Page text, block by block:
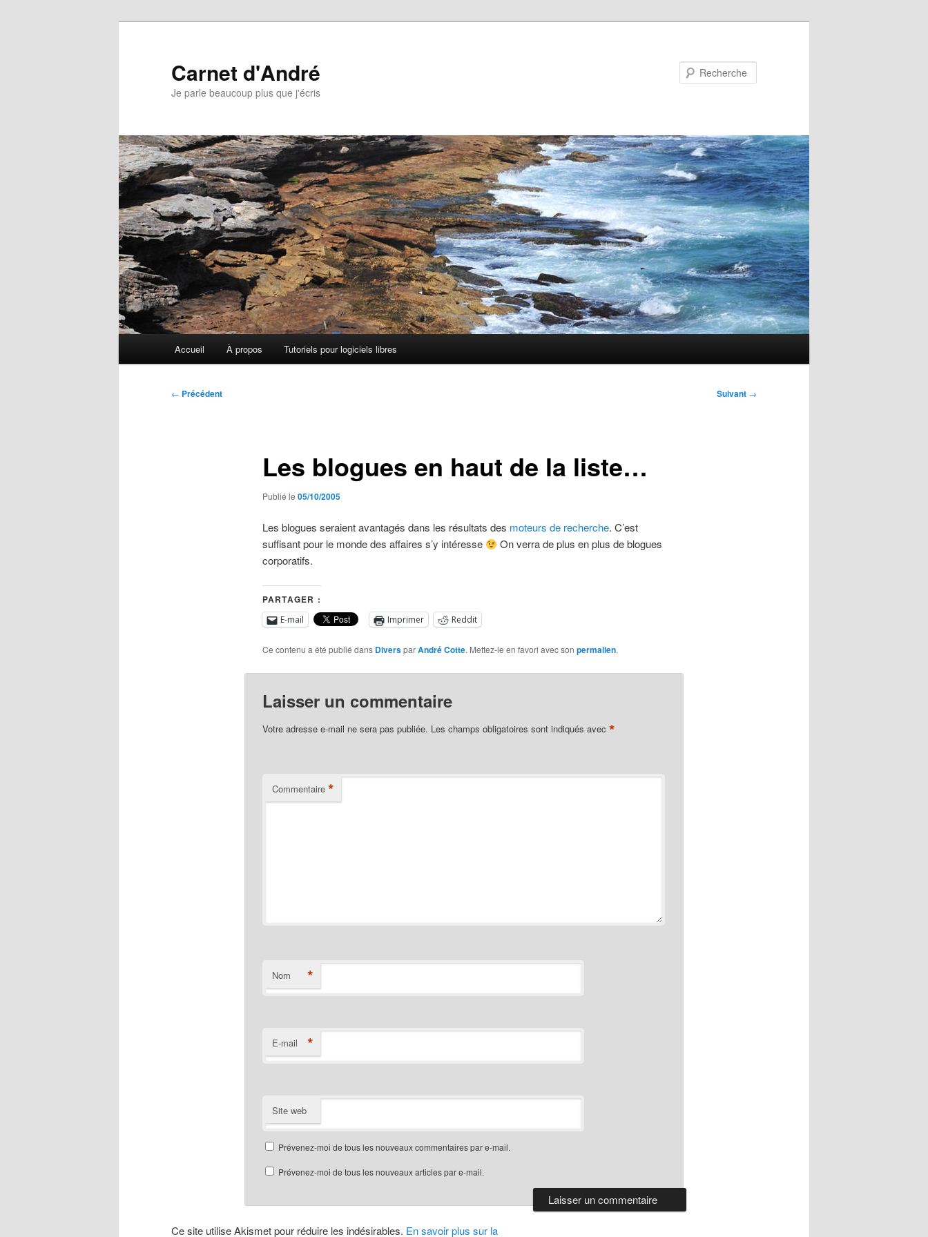
Carnet d'André
Je parle beaucoup plus que j'écris
Accueil À propos Tutoriels pour logiciels libres
Navigation
← Précédent Suivant →
Les blogues en haut de la liste…
Publié le 05/10/2005
Les blogues seraient avantagés dans les résultats des moteurs de recherche. C’est
suffisant pour le monde des affaires s’y intéresse
On verra de plus en plus de blogues
corporatifs.
PARTAGER :
E-mail Imprimer Reddit
Ce contenu a été publié dans DiversparAndré Cotte. Mettez-le en favori avec son permalien.
Laisser un commentaire
Votre adresse e-mail ne sera pas publiée. Les champs obligatoires sont indiqués avec *
Commentaire *
Nom *
E-mail *
Site web
Prévenez-moi de tous les nouveaux commentaires par e-mail.
Prévenez-moi de tous les nouveaux articles par e-mail.
Ce site utilise Akismet pour réduire les indésirables. En savoir plus sur la